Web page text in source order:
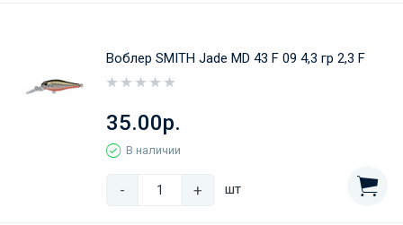
Воблер SMITH Jade MD 43 F 09 4,3 гр 2,3 F
35.00р.
В наличии
- + шт